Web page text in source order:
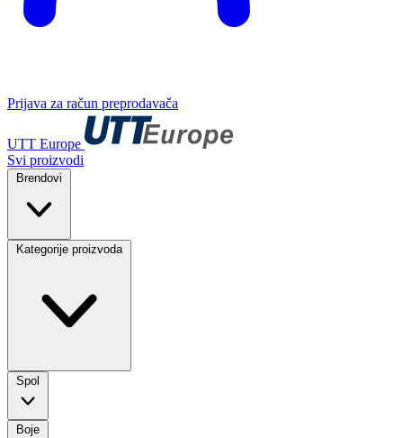
Prijava za račun preprodavača
UTT Europe
Svi proizvodi
Brendovi
Kategorije proizvoda
Spol
Boje